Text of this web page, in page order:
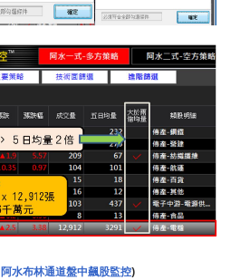
阿水布林通道盤中飆股監控)